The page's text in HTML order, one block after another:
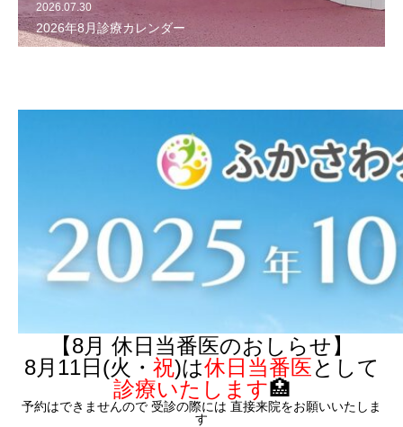
2026.07.30
2026年8月診療カレンダー
2026.06.28
2026年7月診療カレンダー
【8月 休日当番医のおしらせ】
8月11日(火・ 祝)は休日当番医として
診療いたします🏥
予約はできませんので 受診の際には 直接来院をお願いいたしま
す